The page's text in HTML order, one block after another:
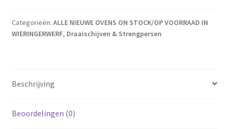
Categorieën: ALLE NIEUWE OVENS ON STOCK/OP VOORRAAD IN
WIERINGERWERF, Draaischijven & Strengpersen
Beschrijving
Beoordelingen (0)